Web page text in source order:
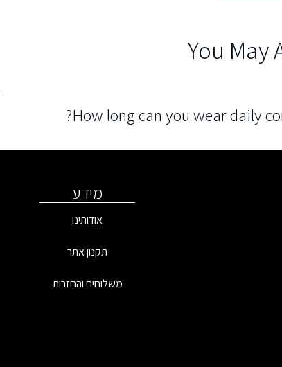
You May
How long can you wear daily
מידע
אודותינו
תקנון אתר
משלוחים והחזרות